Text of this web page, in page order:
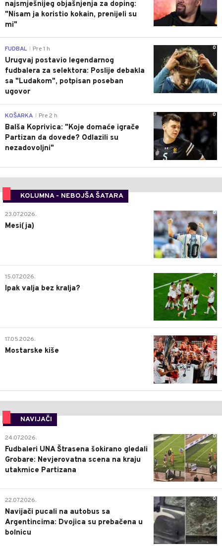
najsmješnijeg objašnjenja za doping:
"Nisam ja koristio kokain, prenijeli su
mi"
0
FUDBAL Pre 1 h
Urugvaj postavio legendarnog
fudbalera za selektora: Poslije debakla
sa "Ludakom", potpisan poseban
ugovor
0
KOŠARKA Pre 2 h
Balša Koprivica: "Koje domaće igrače
Partizan da dovede? Odlazili su
nezadovoljni"
KOLUMNA - NEBOJŠA ŠATARA
0
23.07.2026.
Mesi(ja)
2
15.07.2026.
Ipak valja bez kralja?
0
17.05.2026.
Mostarske kiše
NAVIJAČI
0
24.07.2026.
Fudbaleri UNA Štrasena šokirano gledali
Grobare: Nevjerovatna scena na kraju
utakmice Partizana
0
22.07.2026.
Navijači pucali na autobus sa
Argentincima: Dvojica su prebačena u
bolnicu